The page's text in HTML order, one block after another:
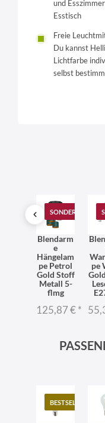
und
Esstisch
Freie
Du kannst
Lichtfarbe
selbst
Blendarm
e
Hängelam
pe Petrol
Gold Stoff
Metall 5-
flmg
125,87 €*
pe
BESTSELLER